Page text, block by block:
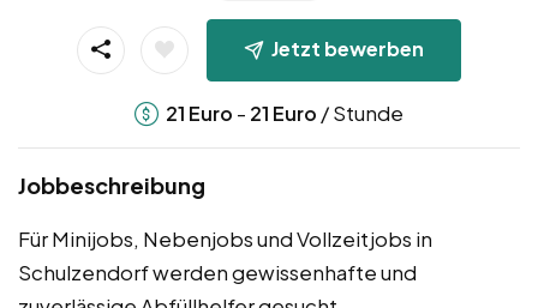
Jetzt bewerben
21 Euro - 21 Euro / Stunde
Jobbeschreibung
Für Minijobs, Nebenjobs und Vollzeitjobs in
Schulzendorf werden gewissenhafte und